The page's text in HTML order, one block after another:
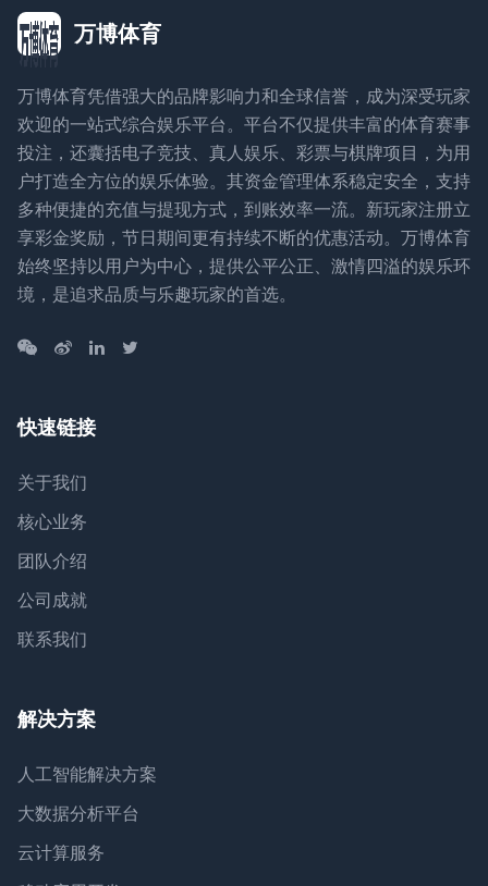
万博体育
万博体育凭借强大的品牌影响力和全球信誉，成为深受玩家
欢迎的一站式综合娱乐平台。平台不仅提供丰富的体育赛事
投注，还囊括电子竞技、真人娱乐、彩票与棋牌项目，为用
户打造全方位的娱乐体验。其资金管理体系稳定安全，支持
多种便捷的充值与提现方式，到账效率一流。新玩家注册立
享彩金奖励，节日期间更有持续不断的优惠活动。万博体育
始终坚持以用户为中心，提供公平公正、激情四溢的娱乐环
境，是追求品质与乐趣玩家的首选。
快速链接
关于我们
核心业务
团队介绍
公司成就
联系我们
解决方案
人工智能解决方案
大数据分析平台
云计算服务